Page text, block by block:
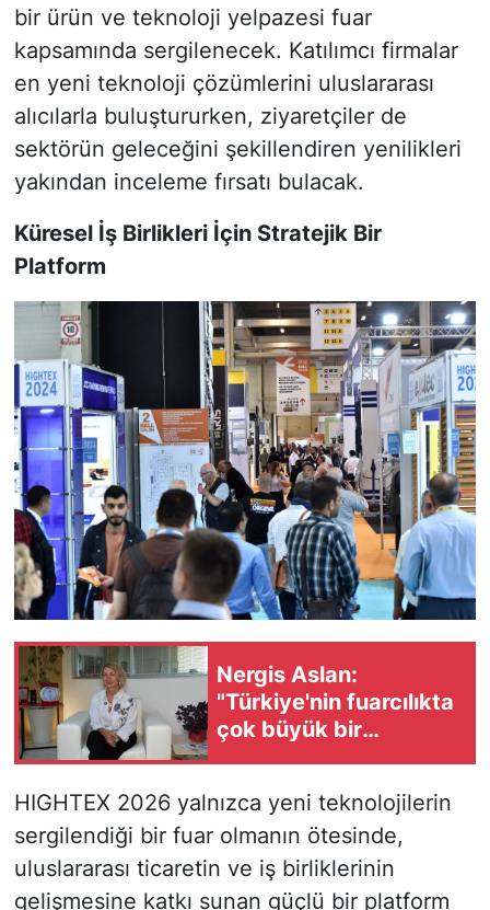
bir ürün ve teknoloji yelpazesi fuar
kapsamında sergilenecek. Katılımcı firmalar
en yeni teknoloji çözümlerini uluslararası
alıcılarla buluştururken, ziyaretçiler de
sektörün geleceğini şekillendiren yenilikleri
yakından inceleme fırsatı bulacak.
Küresel İş Birlikleri İçin Stratejik Bir
Platform
Nergis Aslan:
"Türkiye'nin fuarcılıkta
çok büyük bir
HIGHTEX 2026 yalnızca yeni teknolojilerin
sergilendiği bir fuar olmanın ötesinde,
uluslararası ticaretin ve iş birliklerinin
gelişmesine katkı sunan güçlü bir platform